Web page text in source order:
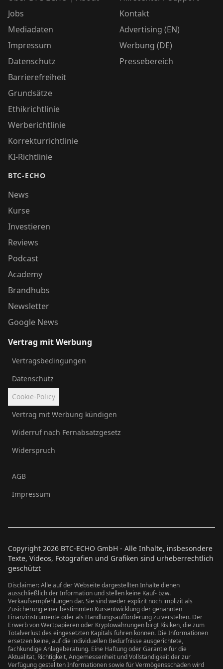
Jobs
Mediadaten
Impressum
Datenschutz
Barrierefreiheit
Grundsätze
Ethikrichtlinie
Werberichtlinie
Korrekturrichtlinie
KI-Richtlinie
BTC-ECHO
News
Kurse
Investieren
Reviews
Podcast
Academy
Brandhubs
Newsletter
Google News
Kontakt
Advertising (EN)
Werbung (DE)
Pressebereich
Vertrag mit Werbung
Vertragsbedingungen
Datenschutz
Cookie-Policy
Vertrag mit Werbung kündigen
Widerruf nach Fernabsatzgesetz
Widerspruch
AGB
Impressum
Copyright 2026 BTC-ECHO GmbH - Alle Inhalte, insbesondere
Texte, Videos, Fotografien und Grafiken sind urheberrechtlich
geschützt
Disclaimer: Alle auf der Webseite dargestellten Inhalte dienen
ausschließlich der Information und stellen keine Kauf- bzw.
Verkaufsempfehlungen dar. Sie sind weder explizit noch implizit als
Zusicherung einer bestimmten Kursentwicklung der genannten
Finanzinstrumente oder als Handlungsaufforderung zu verstehen. Der
Erwerb von Wertpapieren oder Kryptowährungen birgt Risiken, die zum
Totalverlust des eingesetzten Kapitals führen können. Die Informationen
ersetzen keine, auf die individuellen Bedürfnisse ausgerichtete,
fachkundige Anlageberatung. Eine Haftung oder Garantie für die
Aktualität, Richtigkeit, Angemessenheit und Vollständigkeit der zur
Verfügung gestellten Informationen sowie für Vermögensschäden wird